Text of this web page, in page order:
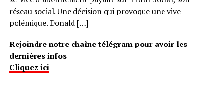
réseau social. Une décision qui provoque une vive
polémique. Donald […]
Rejoindre notre chaîne télégram pour avoir les
dernières infos
Cliquez ici